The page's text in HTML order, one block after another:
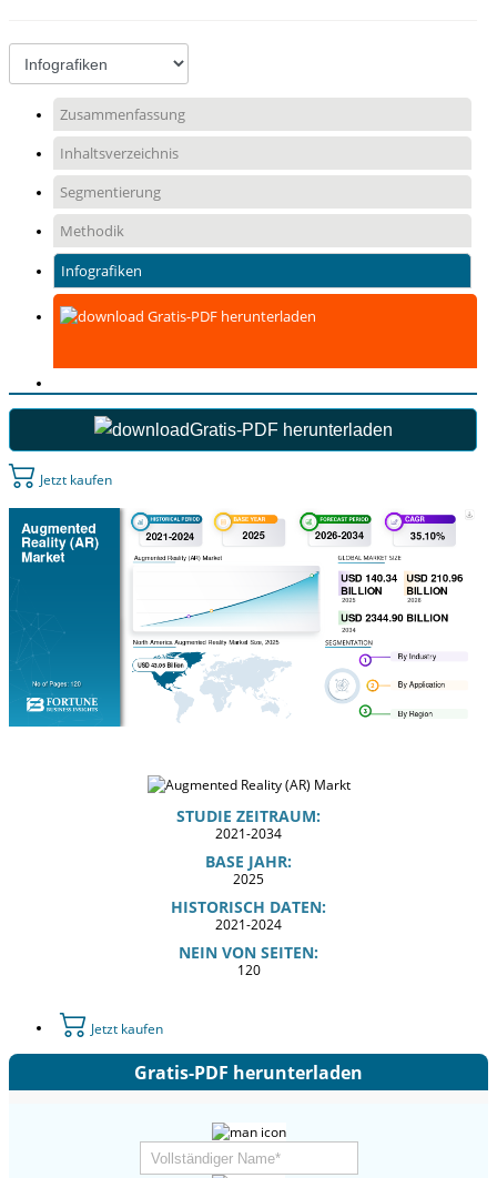
Zusammenfassung
Inhaltsverzeichnis
Segmentierung
Methodik
Infografiken
Gratis-PDF herunterladen
Gratis-PDF herunterladen
Jetzt kaufen
STUDIE ZEITRAUM:
2021-2034
BASE JAHR:
2025
HISTORISCH DATEN:
2021-2024
NEIN VON SEITEN:
120
Jetzt kaufen
Gratis-PDF herunterladen